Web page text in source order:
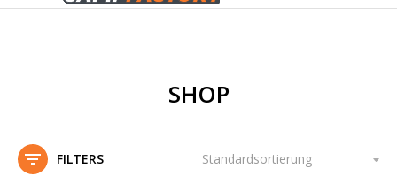
SHOP
FILTERS